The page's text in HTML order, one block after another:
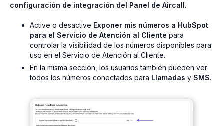
configuración de integración del Panel de Aircall.
Active o desactive Exponer mis números a HubSpot
para el Servicio de Atención al Cliente para
controlar la visibilidad de los números disponibles para
uso en el Servicio de Atención al Cliente.
En la misma sección, los usuarios también pueden ver
todos los números conectados para Llamadas y SMS.